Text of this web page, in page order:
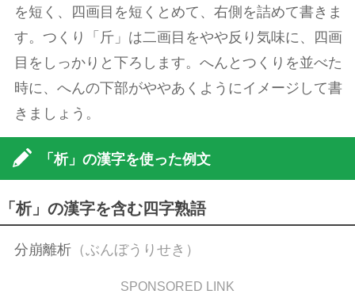
を短く、四画目を短くとめて、右側を詰めて書きま
す。つくり「斤」は二画目をやや反り気味に、四画
目をしっかりと下ろします。へんとつくりを並べた
時に、へんの下部がややあくようにイメージして書
きましょう。
「析」の漢字を使った例文
「析」の漢字を含む四字熟語
分崩離析（ぶんぼうりせき）
SPONSORED LINK